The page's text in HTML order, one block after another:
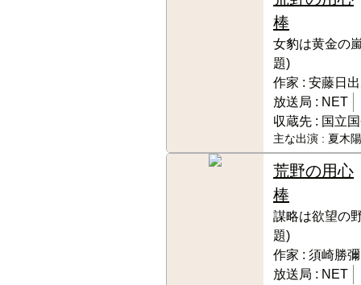
棒
女豹は黄金の
題)
作家 : 安藤日
放送局 : NET
収蔵先 : 国立
主な出演 : 夏木
荒野の用心
棒
謀略は欲望の
題)
作家 : 須崎勝彌
放送局 : NET